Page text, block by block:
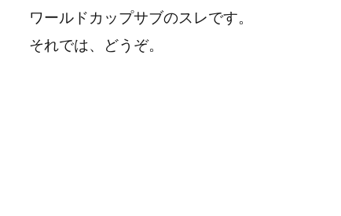
ワールドカップサブのスレです。
それでは、どうぞ。